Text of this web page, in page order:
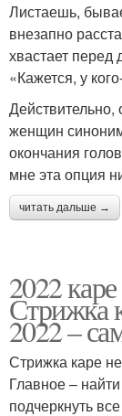
Листаешь,
внезапно
хвастает
«Кажется, у
Действительно,
женщин
окончания
мне эта опция
читать дальше →
2022
Стрижка
2022 –
Стрижка каре
Главное –
подчеркнуть